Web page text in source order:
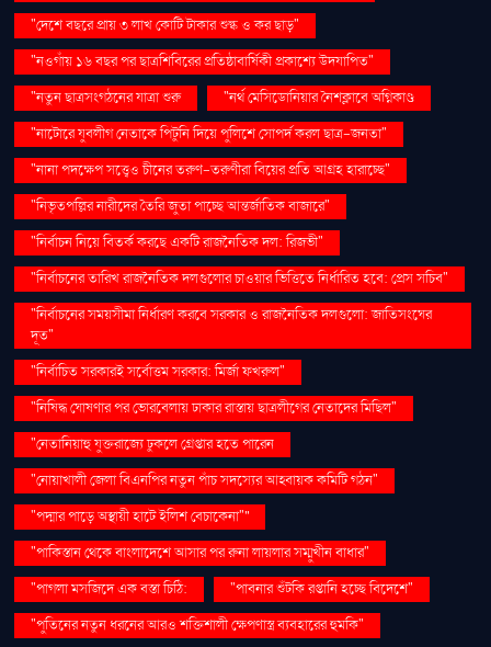
"দেশে বছরে প্রায় ৩ লাখ কোটি টাকার শুল্ক ও কর ছাড়"
"নওগাঁয় ১৬ বছর পর ছাত্রশিবিরের প্রতিষ্ঠাবার্ষিকী প্রকাশ্যে উদযাপিত"
"নতুন ছাত্রসংগঠনের যাত্রা শুরু
"নর্থ মেসিডোনিয়ার নৈশক্লাবে অগ্নিকাণ্ড
"নাটোরে যুবলীগ নেতাকে পিটুনি দিয়ে পুলিশে সোপর্দ করল ছাত্র-জনতা"
"নানা পদক্ষেপ সত্ত্বেও চীনের তরুণ-তরুণীরা বিয়ের প্রতি আগ্রহ হারাচ্ছে"
"নিভৃতপল্লির নারীদের তৈরি জুতা পাচ্ছে আন্তর্জাতিক বাজারে"
"নির্বাচন নিয়ে বিতর্ক করছে একটি রাজনৈতিক দল: রিজভী"
"নির্বাচনের তারিখ রাজনৈতিক দলগুলোর চাওয়ার ভিত্তিতে নির্ধারিত হবে: প্রেস সচিব"
"নির্বাচনের সময়সীমা নির্ধারণ করবে সরকার ও রাজনৈতিক দলগুলো: জাতিসংঘের
দূত"
"নির্বাচিত সরকারই সর্বোত্তম সরকার: মির্জা ফখরুল"
"নিষিদ্ধ ঘোষণার পর ভোরবেলায় ঢাকার রাস্তায় ছাত্রলীগের নেতাদের মিছিল"
"নেতানিয়াহু যুক্তরাজ্যে ঢুকলে গ্রেপ্তার হতে পারেন
"নোয়াখালী জেলা বিএনপির নতুন পাঁচ সদস্যের আহ্বায়ক কমিটি গঠন"
"পদ্মার পাড়ে অস্থায়ী হাটে ইলিশ বেচাকেনা"''
"পাকিস্তান থেকে বাংলাদেশে আসার পর রুনা লায়লার সম্মুখীন বাধার"
"পাগলা মসজিদে এক বস্তা চিঠি:
"পাবনার শুঁটকি রপ্তানি হচ্ছে বিদেশে"
"পুতিনের নতুন ধরনের আরও শক্তিশালী ক্ষেপণাস্ত্র ব্যবহারের হুমকি"